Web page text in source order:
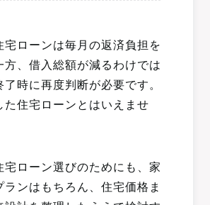
宅ローンは毎月の返済負担を
方、借入総額が減るわけでは
了時に再度判断が必要です。
た住宅ローンとはいえませ
宅ローン選びのためにも、家
ランはもちろん、住宅価格ま